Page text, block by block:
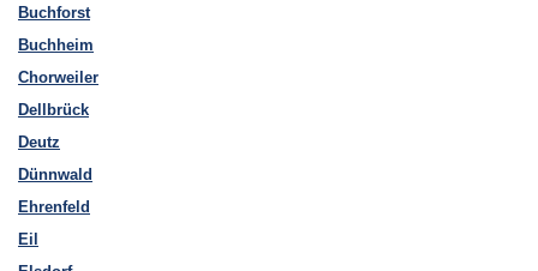
Buchforst
Buchheim
Chorweiler
Dellbrück
Deutz
Dünnwald
Ehrenfeld
Eil